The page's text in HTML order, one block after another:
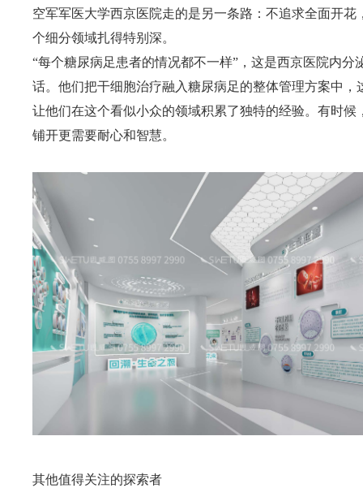
空军军医大学西京医院走的是另一条路：不追求全面开花
个细分领域扎得特别深。
“每个糖尿病足患者的情况都不一样”，这是西京医院内分
话。他们把干细胞治疗融入糖尿病足的整体管理方案中，
让他们在这个看似小众的领域积累了独特的经验。有时候
铺开更需要耐心和智慧。
其他值得关注的探索者